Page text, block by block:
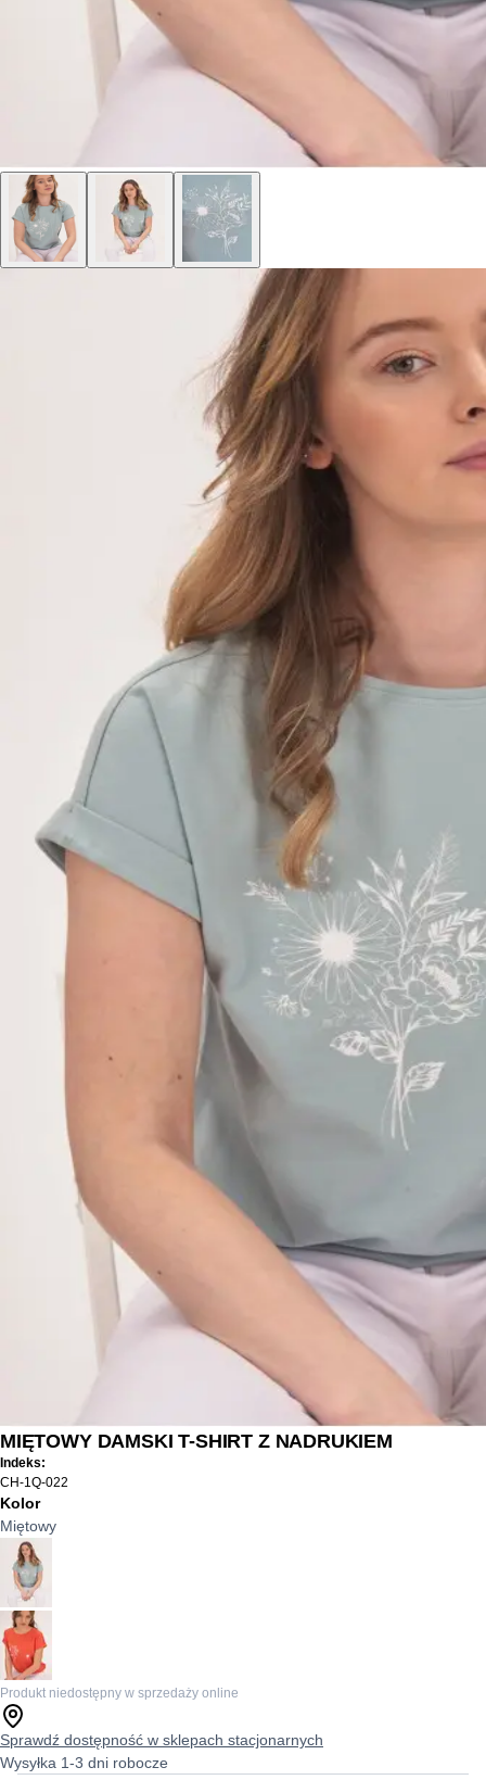
MIĘTOWY DAMSKI T-SHIRT Z NADRUKIEM
Indeks:
CH-1Q-022
Kolor
Miętowy
Produkt niedostępny w sprzedaży online
Sprawdź dostępność w sklepach stacjonarnych
Wysyłka 1-3 dni robocze